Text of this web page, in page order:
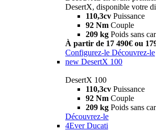
DesertX, disponible votre
110,3cv Puissance
92 Nm Couple
209 kg Poids sans
À partir de 17 490€ ou
Configurez-le Découvrez-le
new DesertX 100
DesertX 100
110,3cv Puissance
92 Nm Couple
209 kg Poids sans
Découvrez-le
4Ever Ducati